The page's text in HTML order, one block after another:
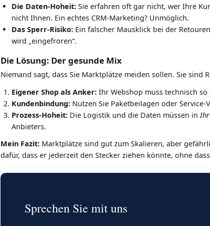
Die Daten-Hoheit:Sie erfahren oft gar nicht, wer Ihre
nicht Ihnen. Ein echtes CRM-Marketing? Unmöglich.
Das Sperr-Risiko:Ein falscher Mausklick bei der
wird „eingefroren“.
Die Lösung: Der gesunde Mix
Niemand sagt, dass Sie Marktplätze meiden sollen. Sie sind
Eigener Shop als Anker:Ihr Webshop muss technisch
Kundenbindung:Nutzen Sie Paketbeilagen oder
Prozess-Hoheit:Die Logistik und die Daten müssen in
Anbieters.
Mein Fazit: Marktplätze sind gut zum Skalieren, aber
dafür, dass er jederzeit den Stecker ziehen könnte, ohne
Sprechen Sie mit uns